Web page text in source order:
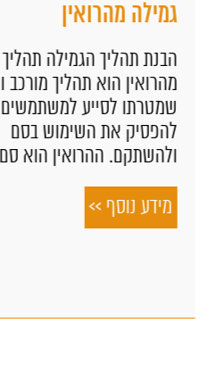
מהרואין
תהליך הגמילה תהליך גמילה
הוא תהליך מורכב ופיזיולוגי
לסייע למשתמשים
את השימוש בסם
ההרואין הוא סם...
מידע נוסף >>